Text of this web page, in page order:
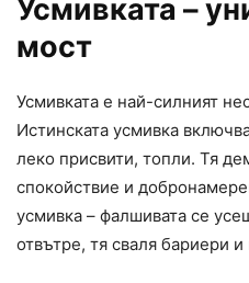
Усмивката –
мост
Усмивката е най-силният
Истинската усмивка
леко присвити, топли. Тя
спокойствие и
усмивка – фалшивата се
отвътре, тя сваля бариери